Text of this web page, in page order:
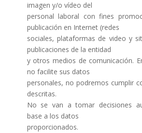
imagen y/o vídeo del
personal laboral con fines
publicación en Internet (redes
sociales, plataformas de video y
publicaciones de la entidad
y otros medios de comunicación.
no facilite sus datos
personales, no podremos cumplir
descritas.
No se van a tomar decisiones
base a los datos
proporcionados.